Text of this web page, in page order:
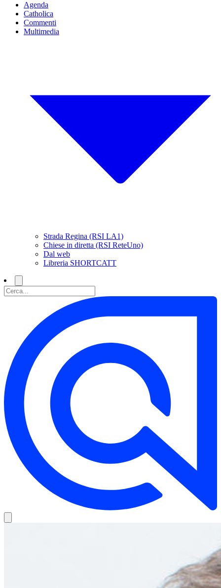
Agenda
Catholica
Commenti
Multimedia
Strada Regina (RSI LA1)
Chiese in diretta (RSI ReteUno)
Dal web
Libreria SHORTCATT